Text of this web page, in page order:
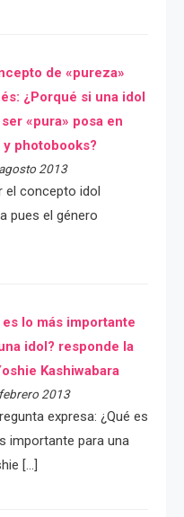
de «pureza»
¿Porqué si una idol
«pura» posa en
y photobooks?
2013
el concepto idol
pues el género
es lo más importante
idol? responde la
Kashiwabara
2013
expresa: ¿Qué es
importante para una
[…]